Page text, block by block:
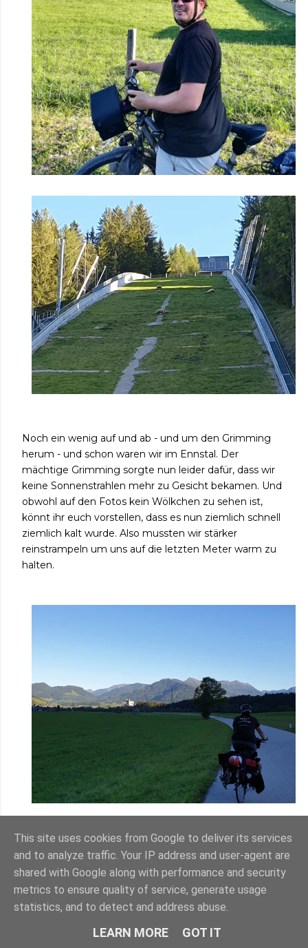
Noch ein wenig auf und ab - und um den Grimming
herum - und schon waren wir im Ennstal. Der
mächtige Grimming sorgte nun leider dafür, dass wir
keine Sonnenstrahlen mehr zu Gesicht bekamen. Und
obwohl auf den Fotos kein Wölkchen zu sehen ist,
könnt ihr euch vorstellen, dass es nun ziemlich schnell
ziemlich kalt wurde. Also mussten wir stärker
reinstrampeln um uns auf die letzten Meter warm zu
halten.
Rechtzeitig zum Sonnenuntergang stellten wir in
Irdning "Im Dörfl anno 1873" mit Blick auf den
Grimming unser Zelt auf. Die Ferienanlage mit
Campingplatz und Hütten sorgt mit auf alt
getrimmten Gebäuden und viel Holz für uriges und
gemütliches Ambiente.
This site uses cookies from Google to deliver its services
and to analyze traffic. Your IP address and user-agent are
shared with Google along with performance and security
metrics to ensure quality of service, generate usage
statistics, and to detect and address abuse.
LEARN MORE GOT IT